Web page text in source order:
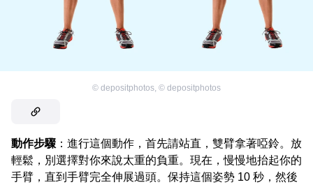
© depositphotos, © depositphotos
動作步驟 ：進行這個動作，首先請站直，雙臂拿著啞鈴。放
輕鬆，別選擇對你來說太重的負重。現在，慢慢地抬起你的
手臂，直到手臂完全伸展過頭。保持這個姿勢 10 秒，然後